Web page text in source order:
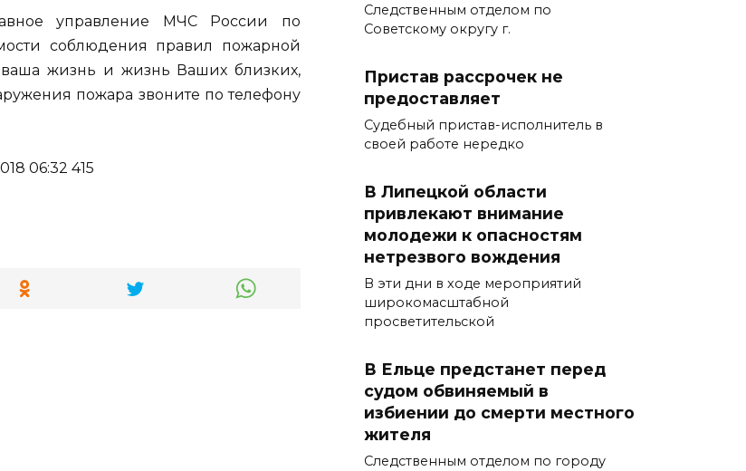
управление МЧС России по
соблюдения правил пожарной
ваша жизнь и жизнь Ваших близких,
пожара звоните по телефону
06:32 415
Следственным отделом по
Советскому округу г.
Пристав рассрочек не
предоставляет
Судебный пристав-исполнитель в
своей работе нередко
В Липецкой области
привлекают внимание
молодежи к опасностям
нетрезвого вождения
В эти дни в ходе мероприятий
широкомасштабной
просветительской
В Ельце предстанет перед
судом обвиняемый в
избиении до смерти местного
жителя
Следственным отделом по городу